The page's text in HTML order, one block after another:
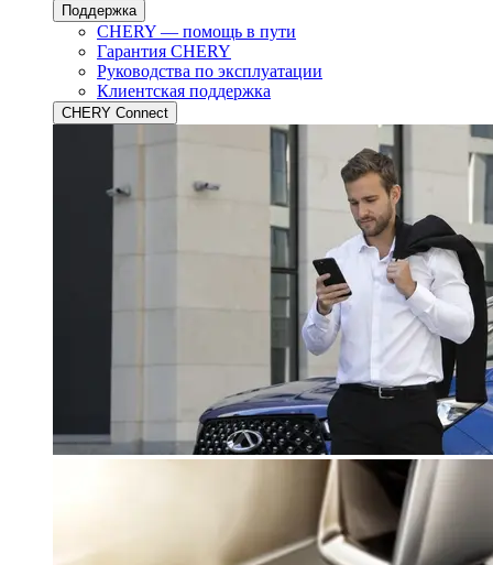
Поддержка
CHERY — помощь в пути
Гарантия CHERY
Руководства по эксплуатации
Клиентская поддержка
CHERY Connect